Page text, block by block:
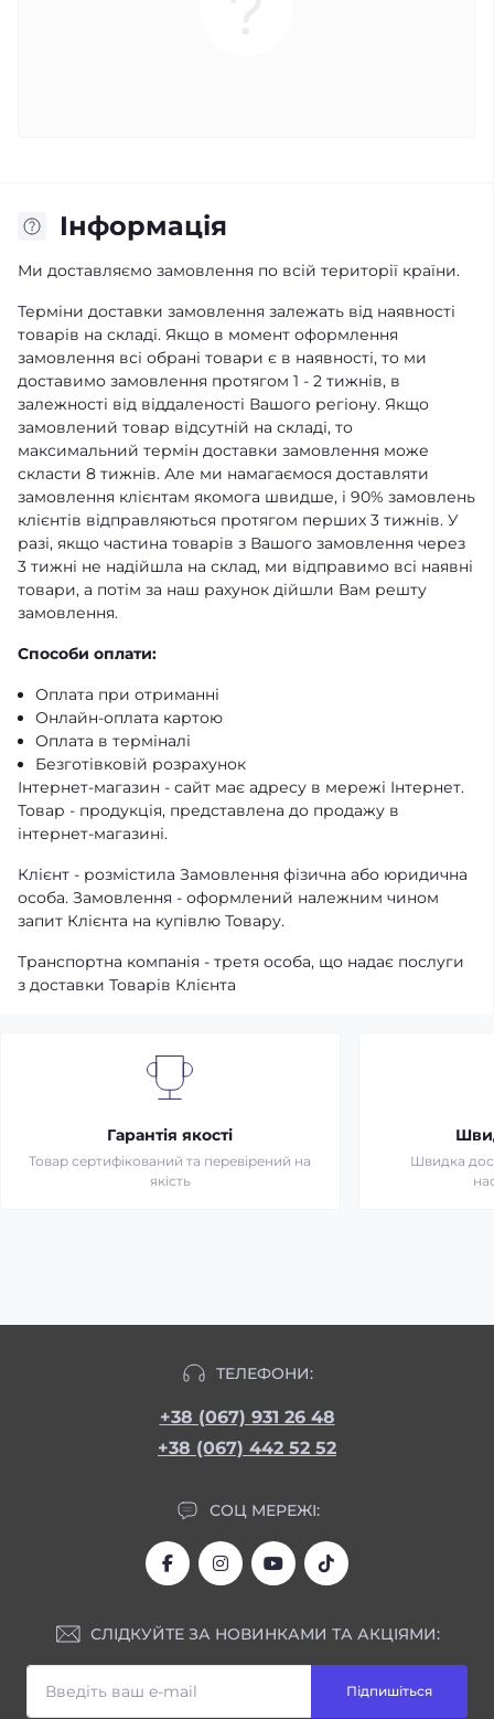
Iнформація
Ми доставляємо замовлення по всій території країни.
Терміни доставки замовлення залежать від наявності
товарів на складі. Якщо в момент оформлення
замовлення всі обрані товари є в наявності, то ми
доставимо замовлення протягом 1 - 2 тижнів, в
залежності від віддаленості Вашого регіону. Якщо
замовлений товар відсутній на складі, то
максимальний термін доставки замовлення може
скласти 8 тижнів. Але ми намагаємося доставляти
замовлення клієнтам якомога швидше, і 90% замовлень
клієнтів відправляються протягом перших 3 тижнів. У
разі, якщо частина товарів з Вашого замовлення через
3 тижні не надійшла на склад, ми відправимо всі наявні
товари, а потім за наш рахунок дійшли Вам решту
замовлення.
Способи оплати:
Оплата при отриманні
Онлайн-оплата картою
Оплата в терміналі
Безготівковій розрахунок
Інтернет-магазин - сайт має адресу в мережі Інтернет.
Товар - продукція, представлена ​​до продажу в
інтернет-магазині.
Клієнт - розмістила Замовлення фізична або юридична
особа. Замовлення - оформлений належним чином
запит Клієнта на купівлю Товару.
Транспортна компанія - третя особа, що надає послуги
з доставки Товарів Клієнта
Гарантія якості
Товар сертифікований та перевірений на
якість
Швидка
ТЕЛЕФОНИ:
+38 (067) 931 26 48
+38 (067) 442 52 52
СОЦ МЕРЕЖІ:
СЛІДКУЙТЕ ЗА НОВИНКАМИ ТА АКЦІЯМИ:
Підпишіться